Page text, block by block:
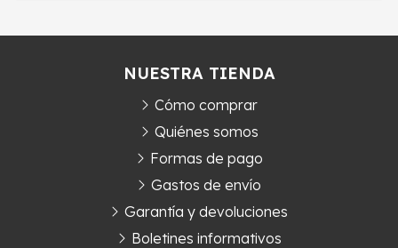
NUESTRA TIENDA
Cómo comprar
Quiénes somos
Formas de pago
Gastos de envío
Garantía y devoluciones
Boletines informativos